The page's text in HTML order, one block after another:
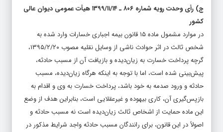
ج) رأی وحدت‌ رویه شماره ۸۰۶ ـ ۱۳۹۹/۱۱/۱۴ هیأت‌ عمومی دیوان ‌عالی
‌کشور
در موارد مشمول ماده ۱۵ قانون بیمه اجباری خسارات وارد شده به
شخص ثالث در اثر حوادث ناشی از وسایل نقلیه مصوب ۱۳۹۵/۲/۲۰،
گرچه پرداخت خسارت به زیان‌دیده و بازیافت آن از مسبب حادثه،
پیش‌بینی شده است، اما با توجه به اینکه هرگاه زیان‌دیده، مسبب
حادثه و ورود صدمه به خود باشد، پرداخت خسارت به وی و اقدام به
بازپس‌گیری آن، کاری بیهوده و غیرعقلایی است، بنابراین هدف از وضع
این ماده حمایت از اشخاص ثالث زیان‌دیده است نه مسبب حادثه و
اصولاً در این قانون، برای رانندگان مسبب حادثه واجد شرایط مذکور در